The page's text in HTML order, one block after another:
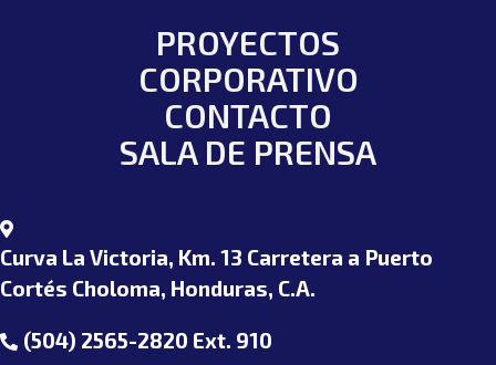
PROYECTOS
CORPORATIVO
CONTACTO
SALA DE PRENSA
Curva La Victoria, Km. 13 Carretera a Puerto
Cortés Choloma, Honduras, C.A.
(504) 2565-2820 Ext. 910